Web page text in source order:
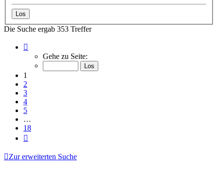
Die Suche ergab 353 Treffer
von
Gehe zu Seite:
1
2
3
4
5
…
18
Zur erweiterten Suche